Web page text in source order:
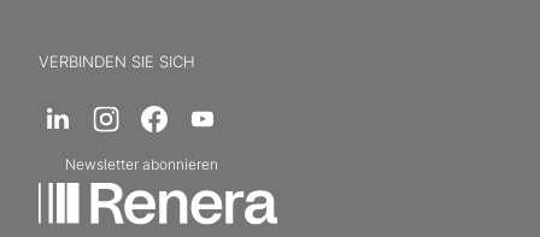
VERBINDEN SIE SICH
Newsletter abonnieren